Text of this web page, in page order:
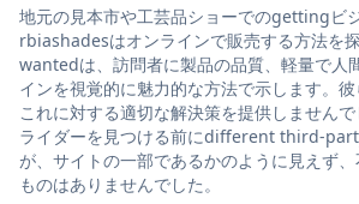
地元の見本市や工芸品ショーでのgettingビ
rbiashadesはオンラインで販売する方法を探
wantedは、訪問者に製品の品質、軽量で人
インを視覚的に魅力的な方法で示します。
これに対する適切な解決策を提供しません
ライダーを見つける前にdifferent third-
が、サイトの一部であるかのように見えず
ものはありませんでした。